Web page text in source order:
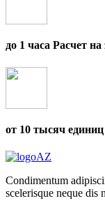
до 1 часа Расчет
от 10 тысяч
Condimentum
scelerisque neque dis